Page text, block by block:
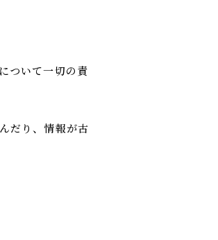
ついて一切の責
だり、情報が古